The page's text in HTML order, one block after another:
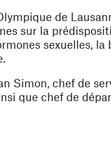
de
sur la
sexuelles, la
Simon, chef de
que chef de